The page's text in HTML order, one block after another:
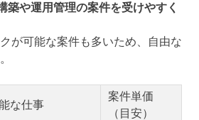
や運用管理の案件を受けやすく
が可能な案件も多いため、自由な
な仕事
案件単価
（目安）